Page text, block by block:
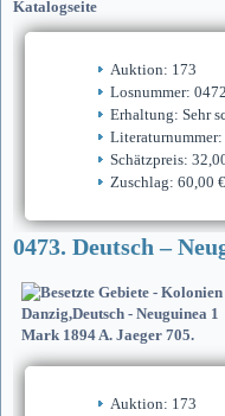
Katalogseite
Auktion: 173
Losnummer: 0472
Erhaltung: Sehr
Literaturnummer:
Schätzpreis:
Zuschlag: 60,00 €
0473. Deutsch –
Auktion: 173